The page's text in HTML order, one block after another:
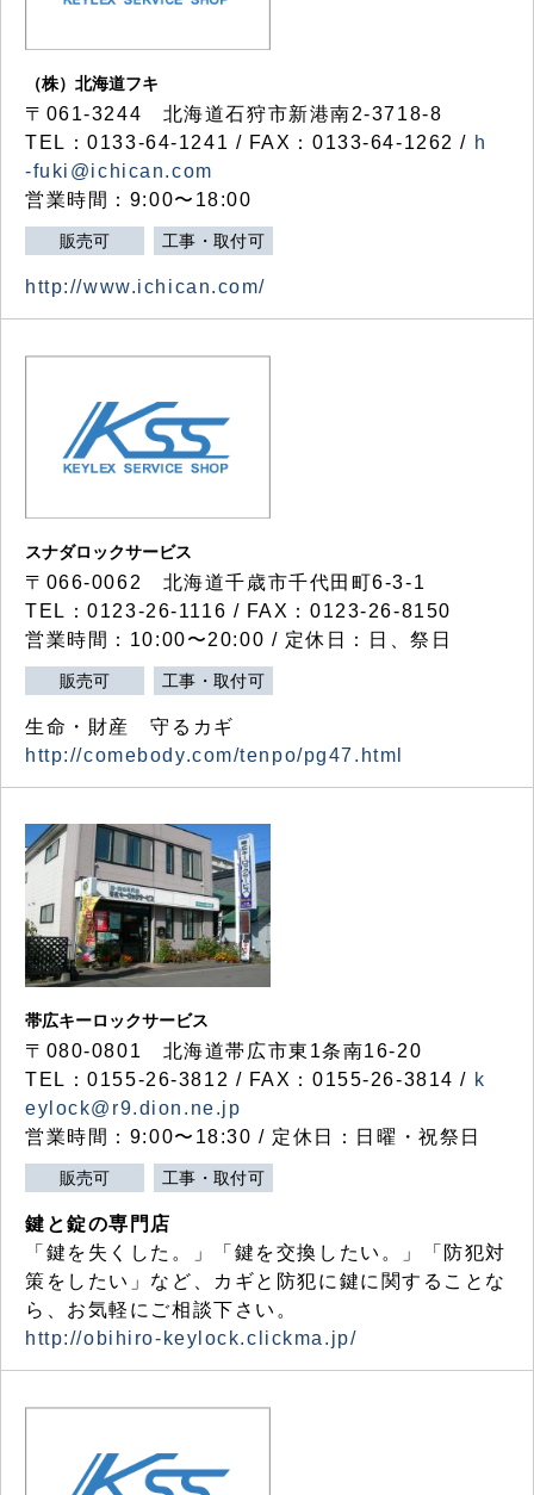
（株）北海道フキ
〒061-3244 北海道石狩市新港南2-3718-8
TEL：0133-64-1241 / FAX：0133-64-1262 / h
-fuki@ichican.com
営業時間：9:00〜18:00
販売可 工事・取付可
http://www.ichican.com/
スナダロックサービス
〒066-0062 北海道千歳市千代田町6-3-1
TEL：0123-26-1116 / FAX：0123-26-8150
営業時間：10:00〜20:00 / 定休日：日、祭日
販売可 工事・取付可
生命・財産 守るカギ
http://comebody.com/tenpo/pg47.html
帯広キーロックサービス
〒080-0801 北海道帯広市東1条南16-20
TEL：0155-26-3812 / FAX：0155-26-3814 / k
eylock@r9.dion.ne.jp
営業時間：9:00〜18:30 / 定休日：日曜・祝祭日
販売可 工事・取付可
鍵と錠の専門店
「鍵を失くした。」「鍵を交換したい。」「防犯対
策をしたい」など、カギと防犯に鍵に関することな
ら、お気軽にご相談下さい。
http://obihiro-keylock.clickma.jp/